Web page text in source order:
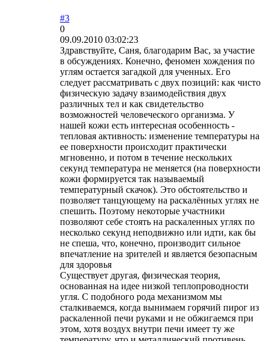
#3
0
09.09.2010 03:02:23
Здравствуйте, Саня, благодарим Вас, за участие
в обсуждениях. Конечно, феномен хождения по
углям остается загадкой для ученных. Его
следует рассматривать с двух позиций: как чисто
физическую задачу взаимодействия двух
различных тел и как свидетельство
возможностей человеческого организма. У
нашей кожи есть интересная особенность -
тепловая активность: изменение температуры на
ее поверхности происходит практически
мгновенно, и потом в течение нескольких
секунд температура не меняется (на поверхности
кожи формируется так называемый
температурный скачок). Это обстоятельство и
позволяет танцующему на раскалённых углях не
спешить. Поэтому некоторые участники
позволяют себе стоять на раскаленных углях по
несколько секунд неподвижно или идти, как бы
не спеша, что, конечно, производит сильное
впечатление на зрителей и является безопасным
для здоровья
Существует другая, физическая теория,
основанная на идее низкой теплопроводности
угля. С подобного рода механизмом мы
сталкиваемся, когда вынимаем горячий пирог из
раскаленной печи руками и не обжигаемся при
этом, хотя воздух внутри печи имеет ту же